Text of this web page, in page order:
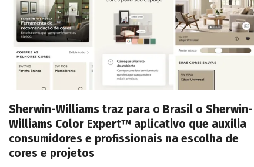
Sherwin-Williams traz para o Brasil o Sherwin-
Williams Color Expert™ aplicativo que auxilia
consumidores e profissionais na escolha de
cores e projetos